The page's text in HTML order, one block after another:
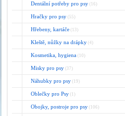
Dentální potřeby pro psy (16)
Hračky pro psy (55)
Hřebeny, kartáče (13)
Kleště, nůžky na drápky (4)
Kosmetika, hygiena (10)
Misky pro psy (37)
Náhubky pro psy (19)
Oblečky pro Psy (1)
Obojky, postroje pro psy (106)